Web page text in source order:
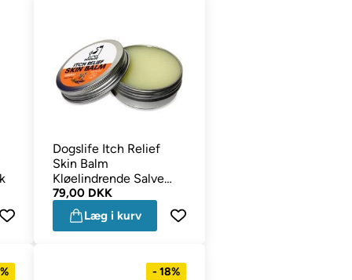
Dogslife Itch Relief
Skin Balm
Kløelindrende Salve
60ml
79,00 DKK
Læg i kurv
- 18%